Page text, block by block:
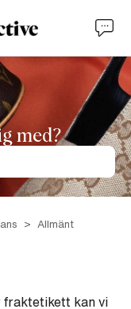
med?
Allmänt
fraktetikett kan vi